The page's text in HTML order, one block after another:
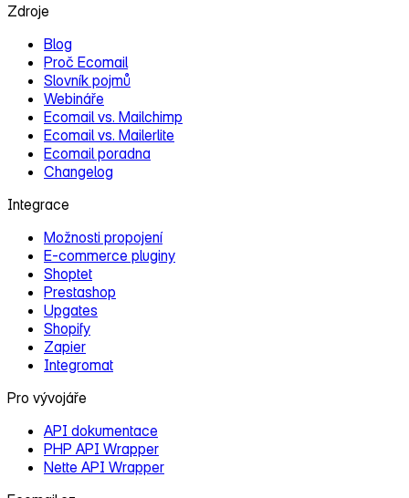
Zdroje
Blog
Proč Ecomail
Slovník pojmů
Webináře
Ecomail vs. Mailchimp
Ecomail vs. Mailerlite
Ecomail poradna
Changelog
Integrace
Možnosti propojení
E‑commerce pluginy
Shoptet
Prestashop
Upgates
Shopify
Zapier
Integromat
Pro vývojáře
API dokumentace
PHP API Wrapper
Nette API Wrapper